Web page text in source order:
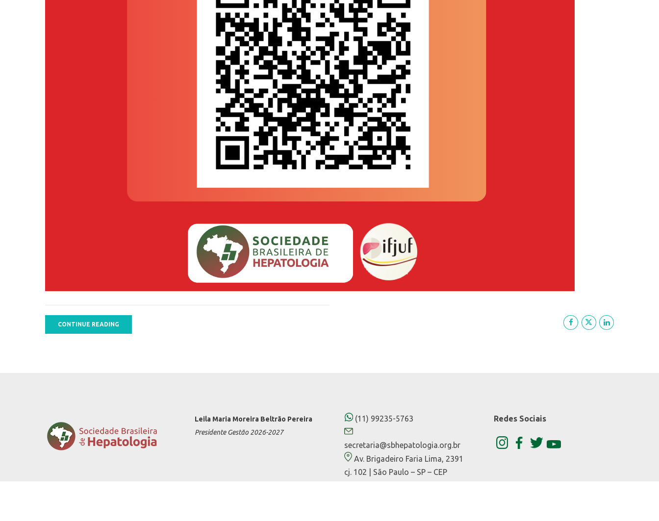
CONTINUE READING
Leila Maria Moreira Beltrão Pereira
Presidente Gestão 2026-2027
(11) 99235-5763
secretaria@sbhepatologia.org.br
Av. Brigadeiro Faria Lima, 2391
cj. 102 | São Paulo – SP – CEP
Redes Sociais